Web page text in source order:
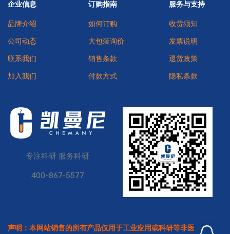
企业信息
品牌介绍
公司动态
联系我们
加入我们
订购指南
如何订购
大包装询价
销售条款
付款方式
服务与支持
收货须知
发票说明
退货政策
隐私条款
专注科研 服务科研
400-867-5577
声明：本网站销售的所有产品仅用于工业应用或科研等非医疗目